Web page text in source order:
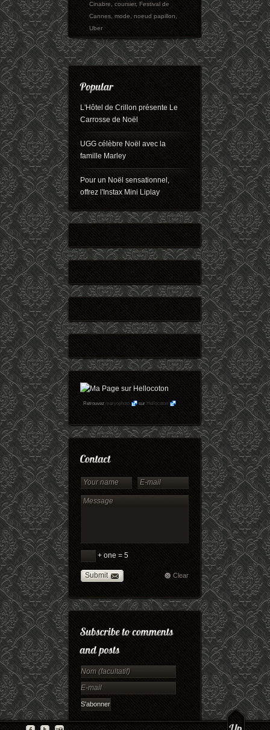
Cinabre,coursier,Festival de
Cannes,mode,noeud papillon,
Uber
L'Hôtel de Crillon présente Le
Carrosse de Noël
UGG célèbre Noël avec la
famille Marley
Pour un Noël sensationnel,
offrez l'Instax Mini Liplay
Retrouvezmaryophoto surHellocoton
+ one = 5
Submit Clear